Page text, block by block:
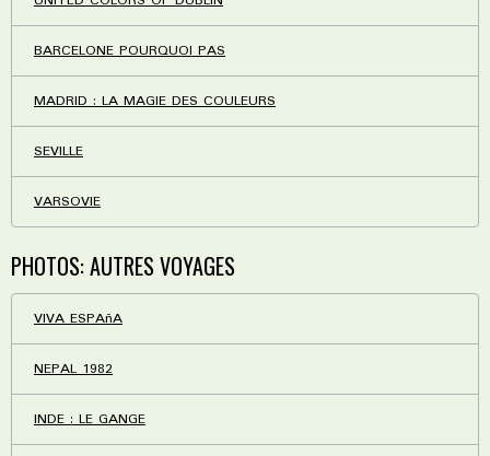
BARCELONE POURQUOI PAS
MADRID : LA MAGIE DES COULEURS
SEVILLE
VARSOVIE
PHOTOS: AUTRES VOYAGES
VIVA ESPAñA
NEPAL 1982
INDE : LE GANGE